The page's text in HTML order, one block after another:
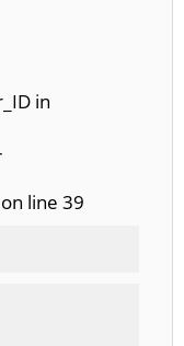
in
line 39